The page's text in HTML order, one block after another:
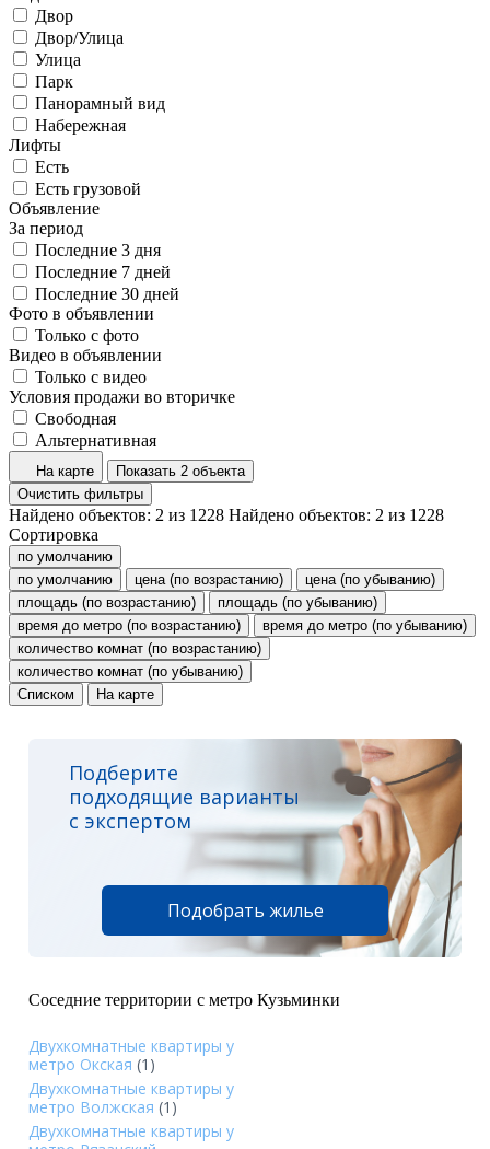
Двор
Двор/Улица
Улица
Парк
Панорамный вид
Набережная
Лифты
Есть
Есть грузовой
Объявление
За период
Последние 3 дня
Последние 7 дней
Последние 30 дней
Фото в объявлении
Только с фото
Видео в объявлении
Только с видео
Условия продажи во вторичке
Свободная
Альтернативная
На карте
Показать 2 объекта
Очистить фильтры
Найдено объектов: 2 из 1228 Найдено объектов: 2 из 1228
Сортировка
по умолчанию
по умолчанию
цена (по возрастанию)
цена (по убыванию)
площадь (по возрастанию)
площадь (по убыванию)
время до метро (по возрастанию)
время до метро (по убыванию)
количество комнат (по возрастанию)
количество комнат (по убыванию)
Списком
На карте
Подберите
подходящие варианты
с экспертом
Подобрать жилье
Соседние территории с метро Кузьминки
Двухкомнатные квартиры у
метро Окская (1)
Двухкомнатные квартиры у
метро Волжская (1)
Двухкомнатные квартиры у